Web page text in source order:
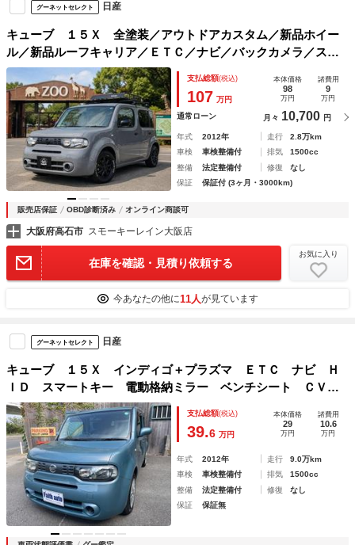
グーネットセレクト 日産
キューブ １５Ｘ 全塗装／アウトドアカスタム／新品ホイー
ル／新品ルーフキャリア／ＥＴＣ／ナビ／バックカメラ／スマ
ートキー／２８，０００ｋｍ／オートエアコン／
支払総額(税込)
107 万円
本体価格
98
万円
諸費用
9
万円
通常ローン 月々 10,700 円
年式 2012年 走行
2.8万km
車検
車検整備付 排気
1500cc
整備
法定整備付 修復
なし
保証
保証付 (3ヶ月・3000km)
販売店保証 OBD診断済み オンライン商談可
大阪府高石市 スモーキーレイン大阪店
在庫を確認・見積り依頼する
お気に入り
今あなたの他に11人が見ています
グーネットセレクト 日産
キューブ １５Ｘ インディゴ＋プラズマ ＥＴＣ ナビ Ｈ
ＩＤ スマートキー 電動格納ミラー ベンチシート ＣＶ
Ｔ 盗難防止システム 衝突安全ボディ ＡＢＳ エアコン
パワーステアリング パワーウィンドウ
支払総額(税込)
39.6 万円
本体価格
29
万円
諸費用
10.6
万円
年式 2012年 走行
9.0万km
車検
車検整備付 排気
1500cc
整備
法定整備付 修復
なし
保証
保証無